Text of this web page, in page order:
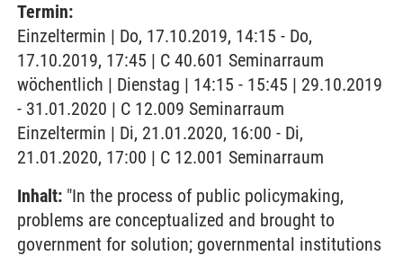
Termin:
Einzeltermin | Do, 17.10.2019, 14:15 - Do,
17.10.2019, 17:45 | C 40.601 Seminarraum
wöchentlich | Dienstag | 14:15 - 15:45 | 29.10.2019
- 31.01.2020 | C 12.009 Seminarraum
Einzeltermin | Di, 21.01.2020, 16:00 - Di,
21.01.2020, 17:00 | C 12.001 Seminarraum
Inhalt: "In the process of public policymaking,
problems are conceptualized and brought to
government for solution; governmental institutions